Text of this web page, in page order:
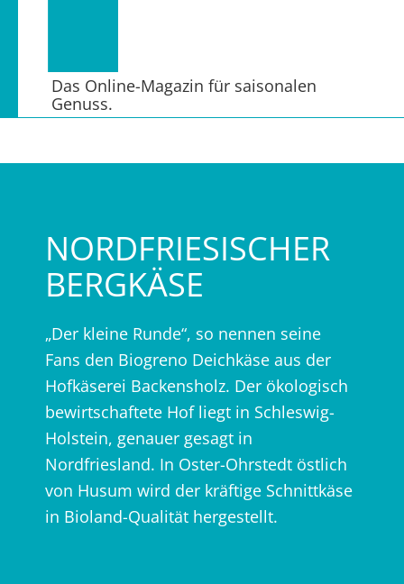
Das Online-Magazin für saisonalen
Genuss.
NORDFRIESISCHER
BERGKÄSE
„Der kleine Runde“, so nennen seine
Fans den Biogreno Deichkäse aus der
Hofkäserei Backensholz. Der ökologisch
bewirtschaftete Hof liegt in Schleswig-
Holstein, genauer gesagt in
Nordfriesland. In Oster-Ohrstedt östlich
von Husum wird der kräftige Schnittkäse
in Bioland-Qualität hergestellt.